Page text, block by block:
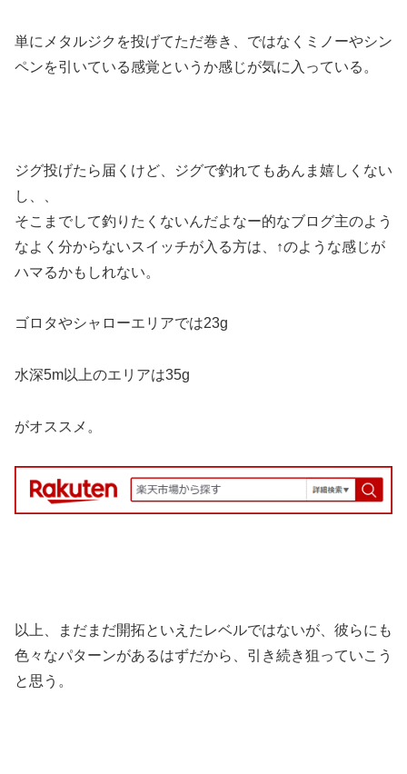
単にメタルジクを投げてただ巻き、ではなくミノーやシン
ペンを引いている感覚というか感じが気に入っている。
ジグ投げたら届くけど、ジグで釣れてもあんま嬉しくない
し、、
そこまでして釣りたくないんだよなー的なブログ主のよう
なよく分からないスイッチが入る方は、↑のような感じが
ハマるかもしれない。
ゴロタやシャローエリアでは23g
水深5m以上のエリアは35g
がオススメ。
以上、まだまだ開拓といえたレベルではないが、彼らにも
色々なパターンがあるはずだから、引き続き狙っていこう
と思う。